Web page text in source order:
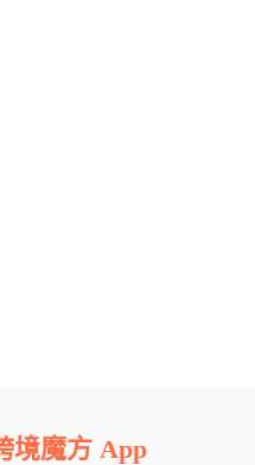
境魔方 App